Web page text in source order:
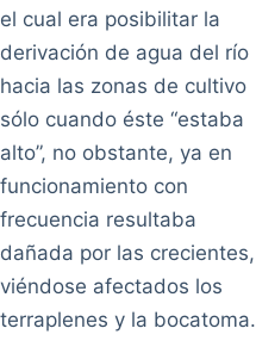
el cual era posibilitar la
derivación de agua del río
hacia las zonas de cultivo
sólo cuando éste “estaba
alto”, no obstante, ya en
funcionamiento con
frecuencia resultaba
dañada por las crecientes,
viéndose afectados los
terraplenes y la bocatoma.